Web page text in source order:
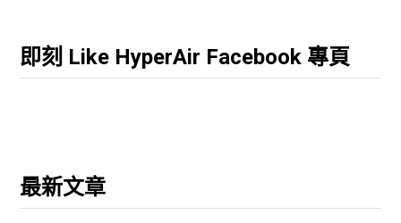
即刻 Like HyperAir Facebook 專頁
最新文章